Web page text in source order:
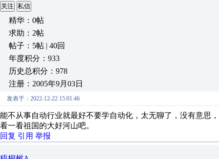
关注 私信
精华：0帖
求助：2帖
帖子：5帖 | 40回
年度积分：933
历史总积分：978
注册：2005年9月03日
发表于：2022-12-22 15:01:46
能不从事自动行业就最好不要学自动化，太无聊了，没有意思
看一看祖国的大好河山吧。
回复 引用 举报